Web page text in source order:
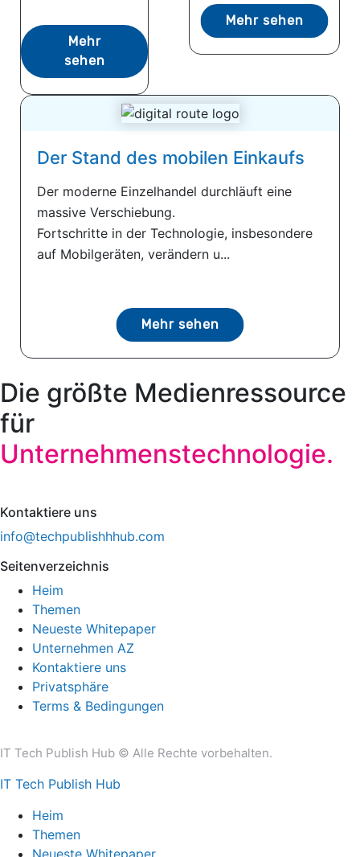
Mehr
sehen
Mehr sehen
Der Stand des mobilen Einkaufs
Der moderne Einzelhandel durchläuft eine
massive Verschiebung.
Fortschritte in der Technologie, insbesondere
auf Mobilgeräten, verändern u...
Mehr sehen
Die größte Medienressource
für
Unternehmenstechnologie.
Kontaktiere uns
info@techpublishhhub.com
Seitenverzeichnis
Heim
Themen
Neueste Whitepaper
Unternehmen AZ
Kontaktiere uns
Privatsphäre
Terms & Bedingungen
IT Tech Publish Hub © Alle Rechte vorbehalten.
IT Tech Publish Hub
Heim
Themen